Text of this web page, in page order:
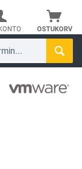
OSTUKORV